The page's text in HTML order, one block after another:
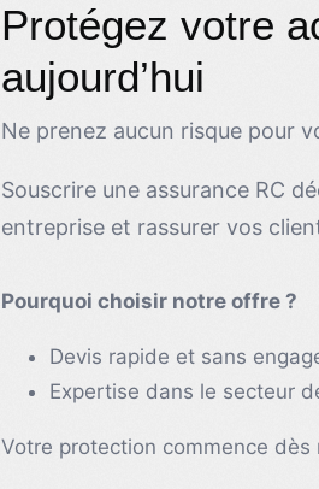
Protégez votre
aujourd’hui
Ne prenez aucun risque pour
Souscrire une assurance RC
entreprise et rassurer vos
Pourquoi choisir notre offre ?
Devis rapide et sans
Expertise dans le secteur
Votre protection commence dès